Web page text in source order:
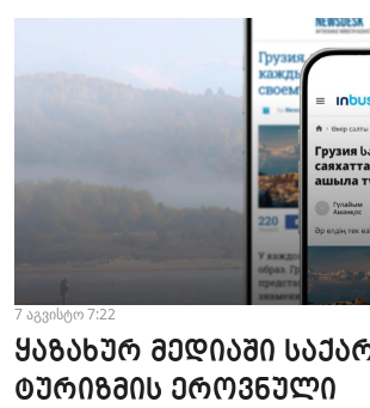
7 აგვისტო 7:22
ყაზახურ მედიაში
ტურიზმის ეროვნული